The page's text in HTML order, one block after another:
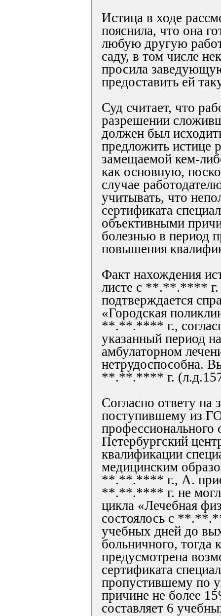
Истица в ходе
пояснила, что она
любую другую
саду, в том числе
просила
предоставить ей
Суд считает, что
разрешении
должен был
предложить истице
замещаемой кем-
как основную,
случае
учитывать, что
сертификата
объективными
болезнью в период
повышения
Факт нахождения
листе с **.**.****
подтверждается
«Городская
**.**.**** г.,
указанный период
амбулаторном
нетрудоспособна.
**.**.**** г.
Согласно ответу на
поступившему из
профессионального
Петербургский
квалификации
медицинским
**.**.**** г., А.
**.**.**** г. не
цикла «Лечебная
состоялось с
учебных дней до
больничного, тогда
предусмотрена
сертификата
пропустившему по
причине не более
составляет 6